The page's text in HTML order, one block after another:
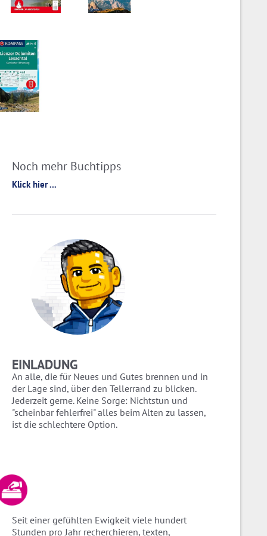
Noch mehr Buchtipps
Klick hier ...
EINLADUNG
An alle, die für Neues und Gutes brennen und in
der Lage sind, über den Tellerrand zu blicken.
Jederzeit gerne. Keine Sorge: Nichtstun und
"scheinbar fehlerfrei" alles beim Alten zu lassen,
ist die schlechtere Option.
Seit einer gefühlten Ewigkeit viele hundert
Stunden pro Jahr recherchieren, texten,